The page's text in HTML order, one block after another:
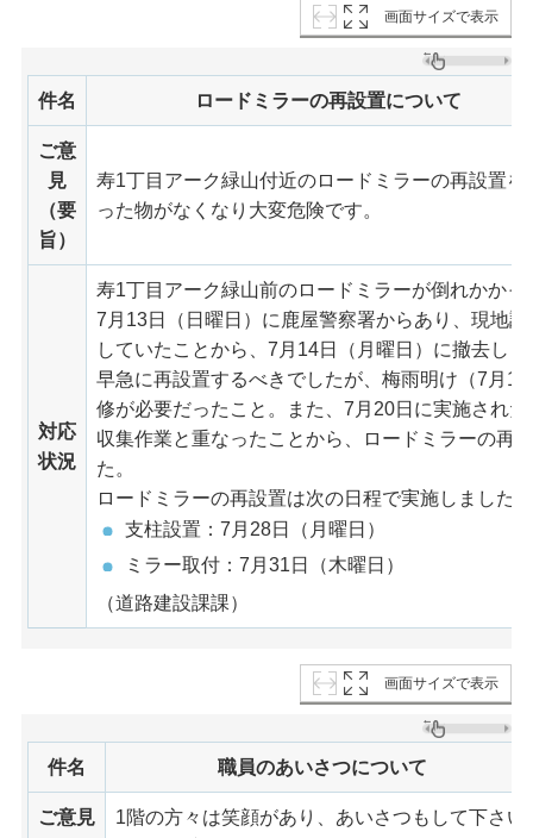
画面サイズで表示
件名 ロードミラーの再設置について
ご意
見
（要
旨）
寿1丁目アーク緑山付近のロードミラーの再設置
った物がなくなり大変危険です。
対応
状況
寿1丁目アーク緑山前のロードミラーが倒れかか
7月13日（日曜日）に鹿屋警察署からあり、現地
していたことから、7月14日（月曜日）に撤去しま
早急に再設置するべきでしたが、梅雨明け（7月
修が必要だったこと。また、7月20日に実施され
収集作業と重なったことから、ロードミラーの再
た。
ロードミラーの再設置は次の日程で実施しました。
支柱設置：7月28日（月曜日）
ミラー取付：7月31日（木曜日）
（道路建設課課）
画面サイズで表示
件名 職員のあいさつについて
ご意見
1階の方々は笑顔があり、あいさつもして下さ